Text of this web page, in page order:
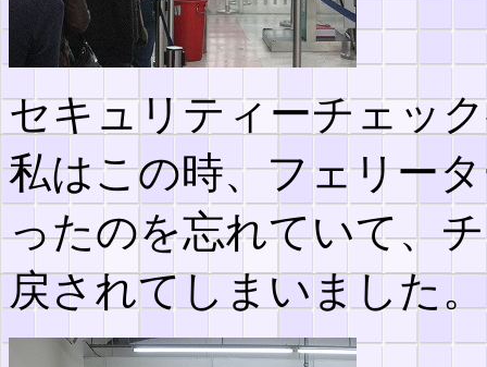
セキュリティーチェッ
私はこの時、フェリー
ったのを忘れていて、
戻されてしまいました。